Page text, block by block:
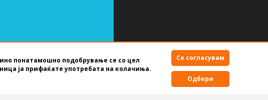
Правила за користење
понатамошно подобрување се со цел
ја прифаќате употребата на колачиња.
Се согласувам
Одбери